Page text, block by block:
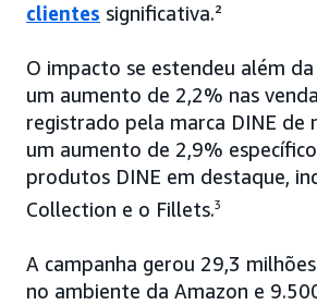
clientes significativa.²
O impacto se estendeu além
um aumento de 2,2% nas
registrado pela marca DINE de
um aumento de 2,9%
produtos DINE em destaque,
Collection e o Fillets.3
A campanha gerou 29,3
no ambiente da Amazon e